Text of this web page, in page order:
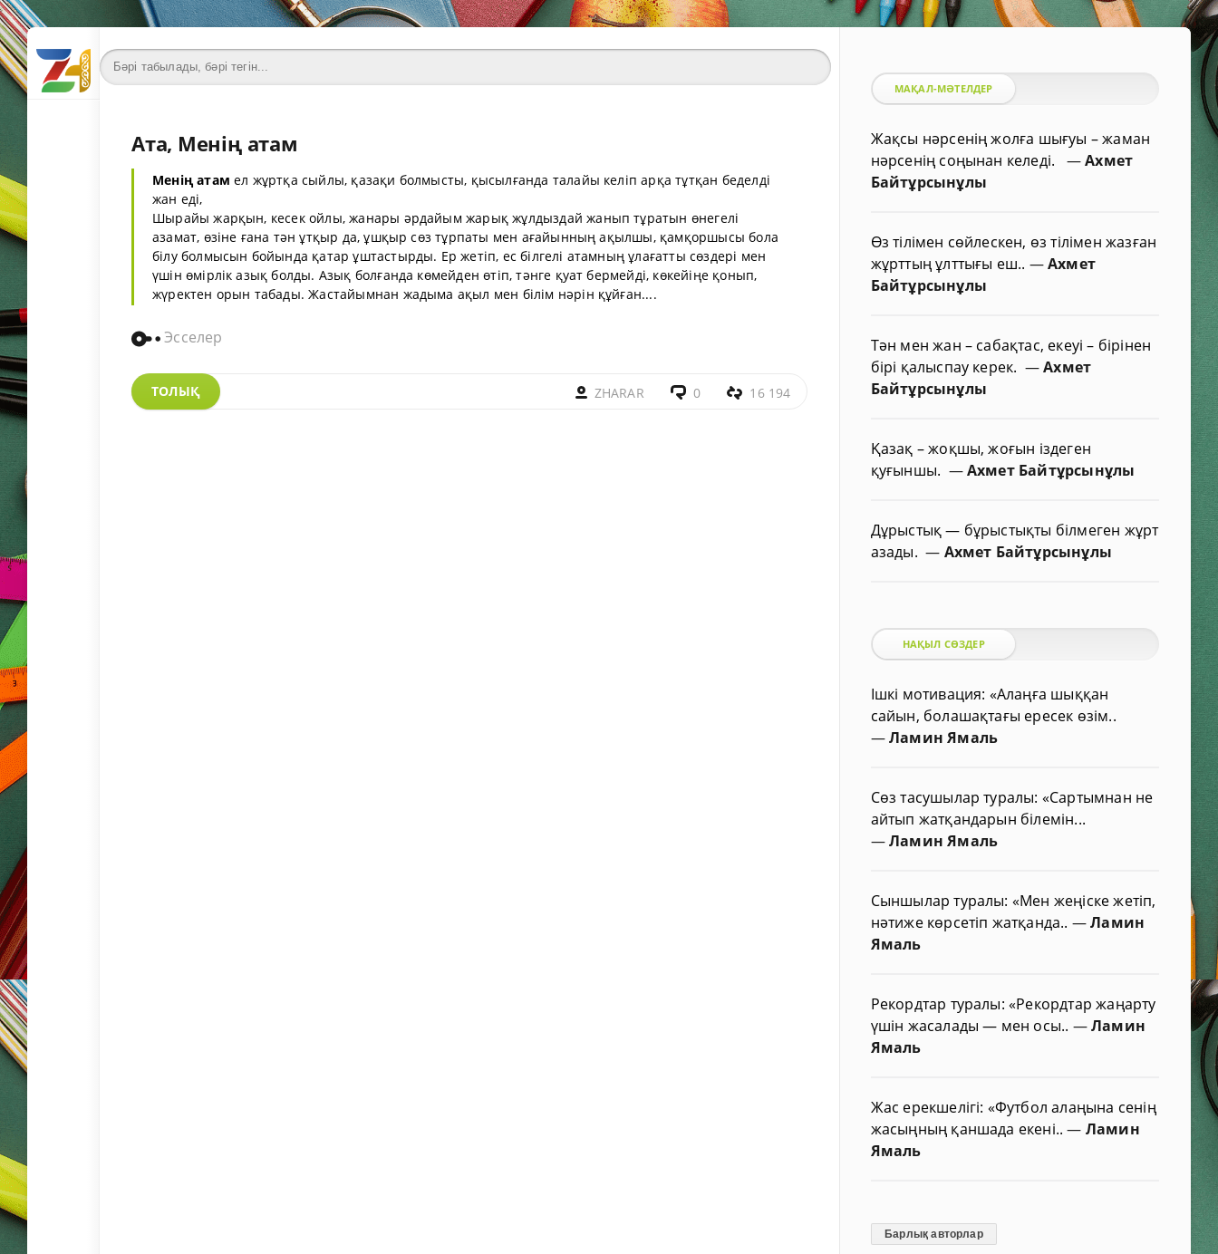
Ата, Менің атам
Менің атам ел жұртқа сыйлы, қазақи болмысты, қысылғанда талайы келіп арқа тұтқан беделді
жан еді,
Шырайы жарқын, кесек ойлы, жанары әрдайым жарық жұлдыздай жанып тұратын өнегелі
азамат, өзіне ғана тән ұтқыр да, ұшқыр сөз тұрпаты мен ағайынның ақылшы, қамқоршысы бола
білу болмысын бойында қатар ұштастырды. Ер жетіп, ес білгелі атамның ұлағатты сөздері мен
үшін өмірлік азық болды. Азық болғанда көмейден өтіп, тәнге қуат бермейді, көкейіңе қонып,
жүректен орын табады. Жастайымнан жадыма ақыл мен білім нәрін құйған....
Эсселер
ТОЛЫҚ ZHARAR 0 16 194
МАҚАЛ-МӘТЕЛДЕР
Жақсы нәрсенің жолға шығуы – жаман
нәрсенің соңынан келеді. —Ахмет
Байтұрсынұлы
Өз тілімен сөйлескен, өз тілімен жазған
жұрттың ұлттығы еш.. —Ахмет
Байтұрсынұлы
Тән мен жан – сабақтас, екеуі – бірінен
бірі қалыспау керек. —Ахмет
Байтұрсынұлы
Қазақ – жоқшы, жоғын іздеген
қуғыншы. —Ахмет Байтұрсынұлы
Дұрыстық — бұрыстықты білмеген жұрт
азады.— Ахмет Байтұрсынұлы
НАҚЫЛ СӨЗДЕР
Ішкі мотивация: «Алаңға шыққан
сайын, болашақтағы ересек өзім..
—Ламин Ямаль
Сөз тасушылар туралы: «Сартымнан не
айтып жатқандарын білемін...
—Ламин Ямаль
Сыншылар туралы: «Мен жеңіске жетіп,
нәтиже көрсетіп жатқанда.. —Ламин
Ямаль
Рекордтар туралы: «Рекордтар жаңарту
үшін жасалады — мен осы.. —Ламин
Ямаль
Жас ерекшелігі: «Футбол алаңына сенің
жасыңның қаншада екені..— Ламин
Ямаль
Барлық авторлар